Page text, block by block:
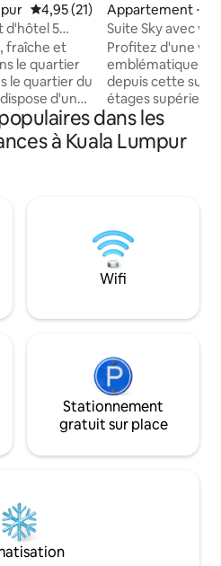
Évaluation moyenne sur la
4,95 (21)
d'hôtel 5
Célèbre
offre
fraîche et
le quartier
le quartier du
d'une
une vue
les
y
Pavilion, de
autres
de repas
* Par -
4 voyageurs
840 pieds
Un salon ;
Appartement ⋅
Keramat
Suite Sky avec
tours jumelles |
Profitez d'une
emblématiques
depuis cette
étages
au cœur de Kuala
les familles, les
de luxe en ville,
relaxante et
ligne d'horizon,
Idéalement situé :
tours jumelles
commercial
dans les
à Kuala Lumpur
Wifi
Stationnement
gratuit sur place